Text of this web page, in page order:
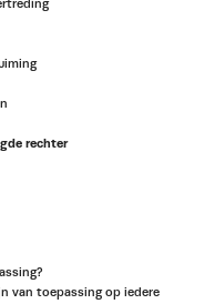
rechter
van toepassing op iedere